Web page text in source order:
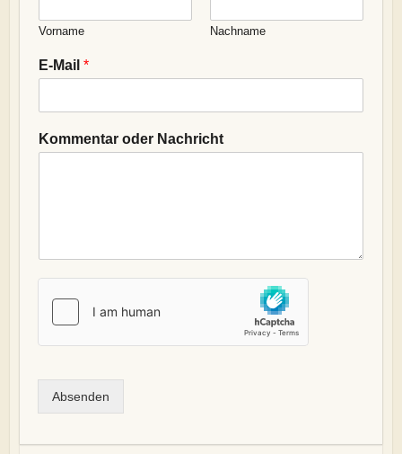
Vorname Nachname
E-Mail *
Kommentar oder Nachricht
Absenden